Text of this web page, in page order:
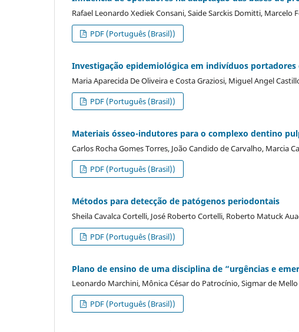
Rafael Leonardo Xediek Consani, Saide Sarckis Domitti, Marcelo
PDF (Português (Brasil))
Investigação epidemiológica em indivíduos
Maria Aparecida De Oliveira e Costa Graziosi, Miguel Angel
PDF (Português (Brasil))
Materiais ósseo-indutores para o complexo dentino
Carlos Rocha Gomes Torres, João Candido de Carvalho, Marcia
PDF (Português (Brasil))
Métodos para detecção de patógenos periodontais
Sheila Cavalca Cortelli, José Roberto Cortelli, Roberto Matuck
PDF (Português (Brasil))
Plano de ensino de uma disciplina de “urgências e
Leonardo Marchini, Mônica César do Patrocínio, Sigmar de
PDF (Português (Brasil))